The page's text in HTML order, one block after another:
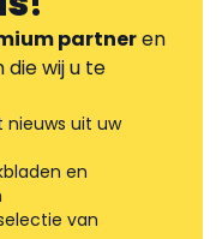
partneren
wij u te
nieuws uit uw
en
van